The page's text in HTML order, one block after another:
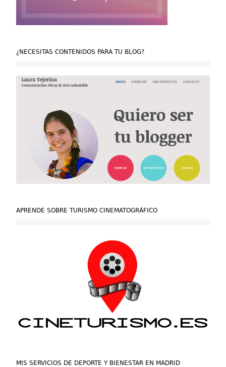
¿NECESITAS CONTENIDOS PARA TU BLOG?
APRENDE SOBRE TURISMO CINEMATOGRÁFICO
MIS SERVICIOS DE DEPORTE Y BIENESTAR EN MADRID